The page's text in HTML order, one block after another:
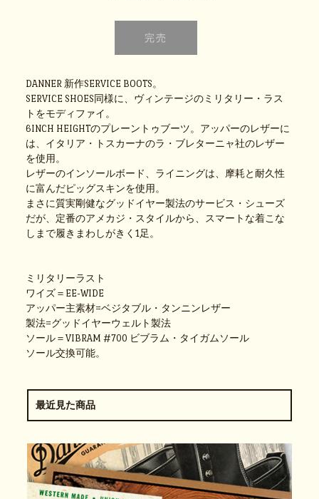
DANNER 新作SERVICE BOOTS。
SERVICE SHOES同様に、ヴィンテージのミリタリー・ラス
トをモディファイ。
6INCH HEIGHTのプレーントゥブーツ。アッパーのレザーに
は、イタリア・トスカーナのラ・ブレターニャ社のレザー
を使用。
レザーのインソールボード、ライニングは、摩耗と耐久性
に富んだピッグスキンを使用。
まさに質実剛健なグッドイヤー製法のサービス・シューズ
だが、定番のアメカジ・スタイルから、スマートな着こな
しまで履きまわしがきく1足。
ミリタリーラスト
ワイズ＝EE-WIDE
アッパー主素材=ベジタブル・タンニンレザー
製法=グッドイヤーウェルト製法
ソール＝VIBRAM #700 ビブラム・タイガムソール
ソール交換可能。
最近見た商品